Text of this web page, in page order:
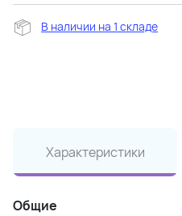
В наличии на 1 складе
Характеристики
Общие